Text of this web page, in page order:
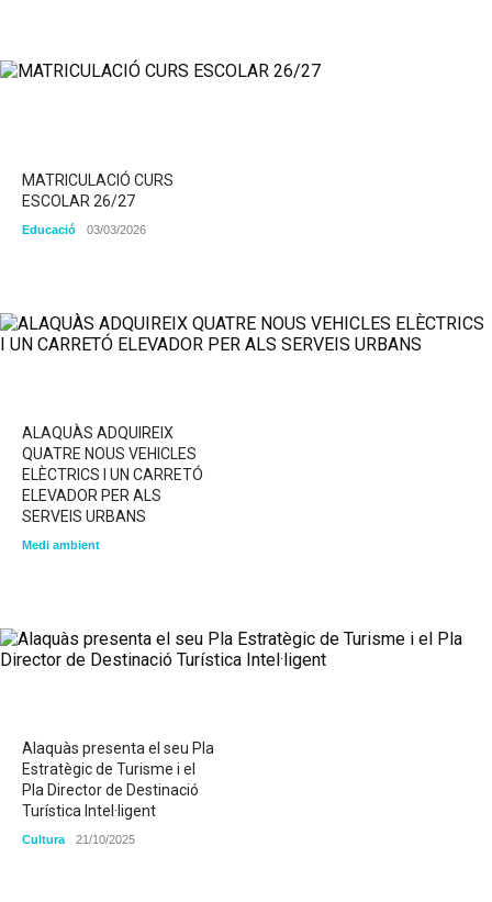
MATRICULACIÓ CURS
ESCOLAR 26/27
Educació 03/03/2026
ALAQUÀS ADQUIREIX
QUATRE NOUS VEHICLES
ELÈCTRICS I UN CARRETÓ
ELEVADOR PER ALS
SERVEIS URBANS
Medi ambient
Alaquàs presenta el seu Pla
Estratègic de Turisme i el
Pla Director de Destinació
Turística Intel·ligent
Cultura 21/10/2025